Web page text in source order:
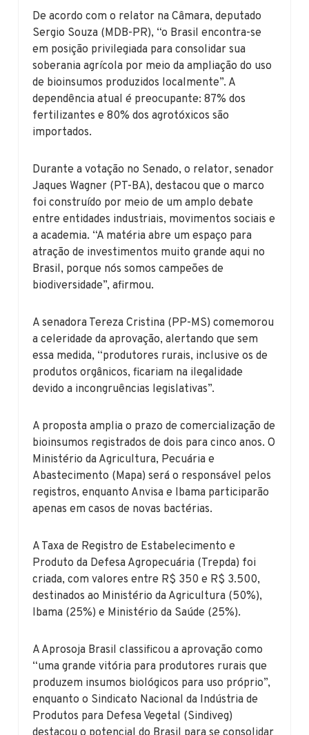
De acordo com o relator na Câmara, deputado
Sergio Souza (MDB-PR), “o Brasil encontra-se
em posição privilegiada para consolidar sua
soberania agrícola por meio da ampliação do uso
de bioinsumos produzidos localmente”. A
dependência atual é preocupante: 87% dos
fertilizantes e 80% dos agrotóxicos são
importados.
Durante a votação no Senado, o relator, senador
Jaques Wagner (PT-BA), destacou que o marco
foi construído por meio de um amplo debate
entre entidades industriais, movimentos sociais e
a academia. “A matéria abre um espaço para
atração de investimentos muito grande aqui no
Brasil, porque nós somos campeões de
biodiversidade”, afirmou.
A senadora Tereza Cristina (PP-MS) comemorou
a celeridade da aprovação, alertando que sem
essa medida, “produtores rurais, inclusive os de
produtos orgânicos, ficariam na ilegalidade
devido a incongruências legislativas”.
A proposta amplia o prazo de comercialização de
bioinsumos registrados de dois para cinco anos. O
Ministério da Agricultura, Pecuária e
Abastecimento (Mapa) será o responsável pelos
registros, enquanto Anvisa e Ibama participarão
apenas em casos de novas bactérias.
A Taxa de Registro de Estabelecimento e
Produto da Defesa Agropecuária (Trepda) foi
criada, com valores entre R$ 350 e R$ 3.500,
destinados ao Ministério da Agricultura (50%),
Ibama (25%) e Ministério da Saúde (25%).
A Aprosoja Brasil classificou a aprovação como
“uma grande vitória para produtores rurais que
produzem insumos biológicos para uso próprio”,
enquanto o Sindicato Nacional da Indústria de
Produtos para Defesa Vegetal (Sindiveg)